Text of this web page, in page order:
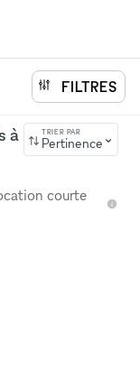
FILTRES
à
TRIER PAR
Pertinence
courte